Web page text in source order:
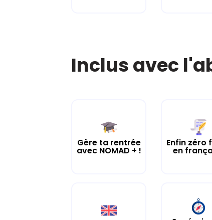
Inclus avec
Gère ta rentrée
avec NOMAD + !
Enfin zéro
en